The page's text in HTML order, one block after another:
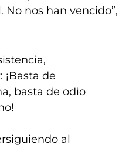
No nos han vencido”,
¡Basta de
basta de odio
al